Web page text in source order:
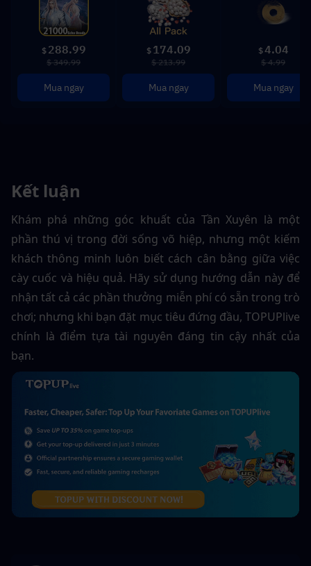
$ 288.99
$ 349.99
Mua ngay
$ 174.09
$ 213.99
Mua ngay
$4.04
$ 4.99
Mua ngay
Kết luận
Khám phá những góc khuất của Tần Xuyên là một
phần thú vị trong đời sống võ hiệp, nhưng một kiếm
khách thông minh luôn biết cách cân bằng giữa việc
cày cuốc và hiệu quả. Hãy sử dụng hướng dẫn này để
nhận tất cả các phần thưởng miễn phí có sẵn trong trò
chơi; nhưng khi bạn đặt mục tiêu đứng đầu, TOPUPlive
chính là điểm tựa tài nguyên đáng tin cậy nhất của
bạn.